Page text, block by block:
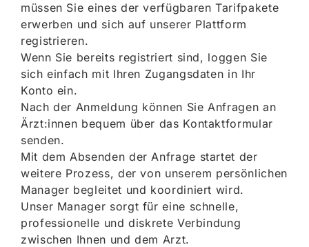
müssen Sie eines der verfügbaren Tarifpakete
erwerben und sich auf unserer Plattform
registrieren.
Wenn Sie bereits registriert sind, loggen Sie
sich einfach mit Ihren Zugangsdaten in Ihr
Konto ein.
Nach der Anmeldung können Sie Anfragen an
Ärzt:innen bequem über das Kontaktformular
senden.
Mit dem Absenden der Anfrage startet der
weitere Prozess, der von unserem persönlichen
Manager begleitet und koordiniert wird.
Unser Manager sorgt für eine schnelle,
professionelle und diskrete Verbindung
zwischen Ihnen und dem Arzt.